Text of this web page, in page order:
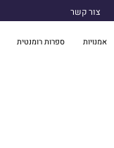
צור קשר
אמנויות ספרות רומנטית